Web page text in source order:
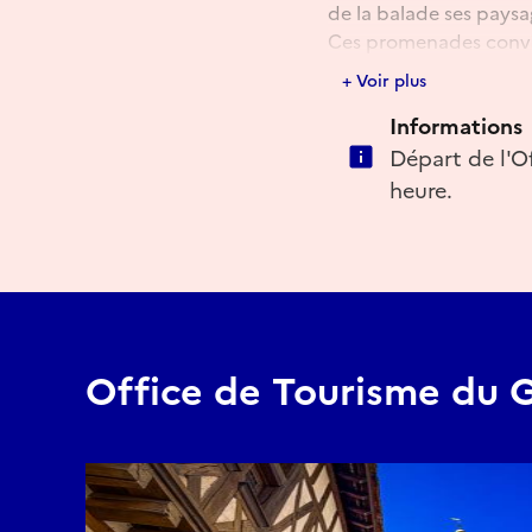
de la balade ses
Ces promenades
sur la ville et de
Plus d'informations
+ Voir plus
Informations
Départ de
heure.
Office de Tourisme du